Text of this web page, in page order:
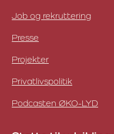
Job og rekruttering
Presse
Projekter
Privatlivspolitik
Podcasten ØKO-LYD